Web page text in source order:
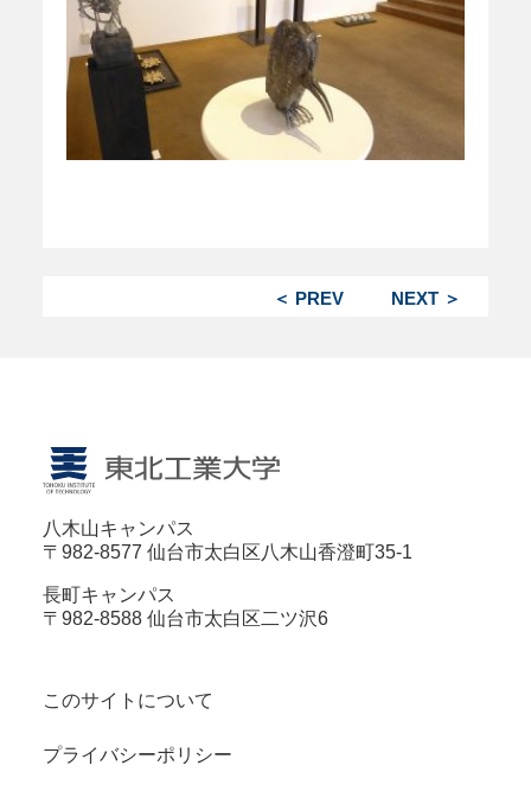
NEXT ＞
＜ PREV
八木山キャンパス
〒982-8577 仙台市太白区八木山香澄町35-1
長町キャンパス
〒982-8588 仙台市太白区二ツ沢6
このサイトについて
プライバシーポリシー